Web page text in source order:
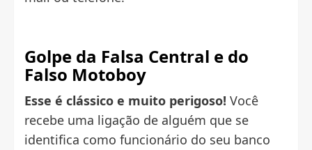
Golpe da Falsa Central e do
Falso Motoboy
Esse é clássico e muito perigoso! Você
recebe uma ligação de alguém que se
identifica como funcionário do seu banco